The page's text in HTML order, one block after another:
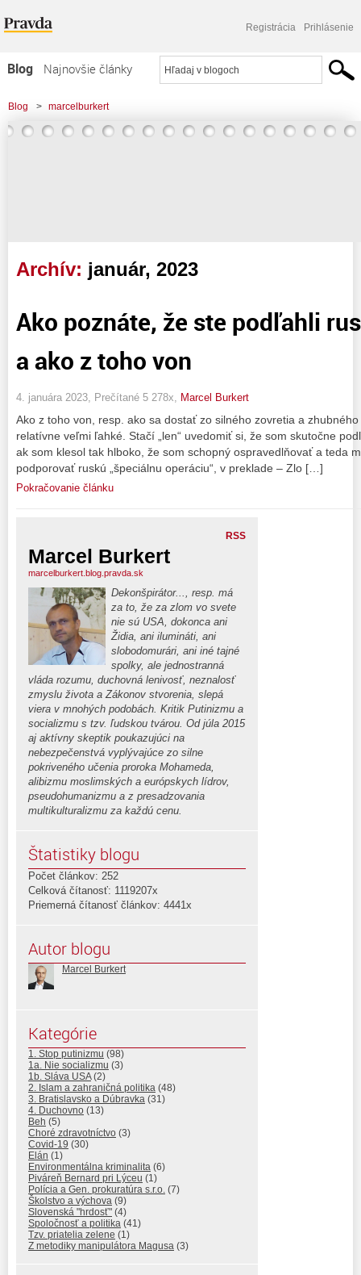
Registrácia Prihlásenie
Blog
Najnovšie články
Najčítanejšie články
Najkomentovanejšie články
Blog > marcelburkert
> Ako poznáte, že ste podľahli ruskej propagande a ako z toho von
Archív: január, 2023
Ako poznáte, že ste podľahli
a ako z toho von
4. januára 2023, Prečítané 5 278x, Marcel Burkert
Ako z toho von, resp. ako sa dostať zo silného zovretia a
relatívne veľmi ľahké. Stačí „len“ uvedomiť si, že som skutočne
ak som klesol tak hlboko, že som schopný ospravedlňovať a teda
podporovať ruskú „špeciálnu operáciu“, v preklade – Zlo […]
Pokračovanie článku
RSS
Marcel Burkert
marcelburkert.blog.pravda.sk
Dekonšpirátor..., resp. má
za to, že za zlom vo svete
nie sú USA, dokonca ani
Židia, ani ilumináti, ani
slobodomurári, ani iné tajné
spolky, ale jednostranná
vláda rozumu, duchovná lenivosť, neznalosť
zmyslu života a Zákonov stvorenia, slepá
viera v mnohých podobách. Kritik Putinizmu a
socializmu s tzv. ľudskou tvárou. Od júla 2015
aj aktívny skeptik poukazujúci na
nebezpečenstvá vyplývajúce zo silne
pokriveného učenia proroka Mohameda,
alibizmu moslimských a európskych lídrov,
pseudohumanizmu a z presadzovania
multikulturalizmu za každú cenu.
Štatistiky blogu
Počet článkov: 252
Celková čítanosť: 1119207x
Priemerná čítanosť článkov: 4441x
Autor blogu
Marcel Burkert
Kategórie
1. Stop putinizmu (98)
1a. Nie socializmu (3)
1b. Sláva USA(2)
2. Islam a zahraničná politika (48)
3. Bratislavsko a Dúbravka (31)
4. Duchovno (13)
Beh (5)
Choré zdravotníctvo (3)
Covid-19 (30)
Elán (1)
Environmentálna kriminalita (6)
Piváreň Bernard pri Lýceu (1)
Polícia a Gen. prokuratúra s.r.o. (7)
Školstvo a výchova (9)
Slovenská "hrdosť" (4)
Spoločnosť a politika (41)
Tzv. priatelia zelene (1)
Z metodiky manipulátora Magusa (3)